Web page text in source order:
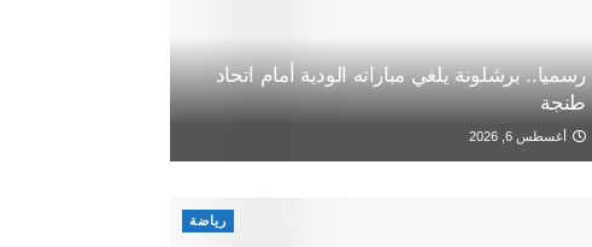
رسميا.. برشلونة يلغي مباراته الودية أمام اتحاد
طنجة
أغسطس 6, 2026
رياضة